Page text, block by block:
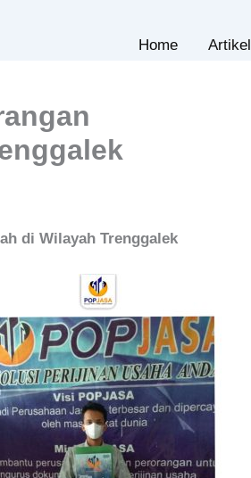
Home Artikel
di Wilayah Trenggalek